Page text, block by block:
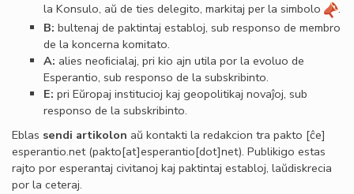
la Konsulo, aŭ de ties delegito, markitaj per la simbolo
.
B: bultenaj de paktintaj establoj, sub responso de membro
de la koncerna komitato.
A: alies neoﬁcialaj, pri kio ajn utila por la evoluo de
Esperantio, sub responso de la subskribinto.
E: pri Eŭropaj institucioj kaj geopolitikaj novaĵoj, sub
responso de la subskribinto.
Eblas sendi artikolon aŭ kontakti la redakcion tra pakto [ĉe]
esperantio.net(pakto[at]esperantio[dot]net). Publikigo estas
rajto por esperantaj civitanoj kaj paktintaj establoj, laŭdiskrecia
por la ceteraj.